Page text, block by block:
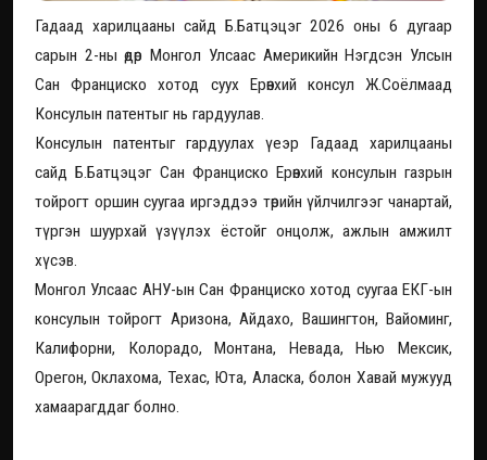
Гадаад харилцааны сайд Б.Батцэцэг 2026 оны 6 дугаар
сарын 2-ны өдөр Монгол Улсаас Америкийн Нэгдсэн Улсын
Сан Франциско хотод суух Ерөнхий консул Ж.Соёлмаад
Консулын патентыг нь гардуулав.
Консулын патентыг гардуулах үеэр Гадаад харилцааны
сайд Б.Батцэцэг Сан Франциско Ерөнхий консулын газрын
тойрогт оршин суугаа иргэддээ төрийн үйлчилгээг чанартай,
түргэн шуурхай үзүүлэх ёстойг онцолж, ажлын амжилт
хүсэв.
Монгол Улсаас АНУ-ын Сан Франциско хотод суугаа ЕКГ-ын
консулын тойрогт Аризона, Айдахо, Вашингтон, Вайоминг,
Калифорни, Колорадо, Монтана, Невада, Нью Мексик,
Орегон, Оклахома, Техас, Юта, Аласка, болон Хавай мужууд
хамаарагддаг болно.